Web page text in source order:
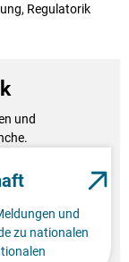
Regulatorik
und
und
zu nationalen